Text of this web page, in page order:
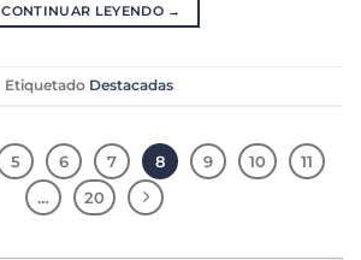
CONTINUAR LEYENDO →
Etiquetado Destacadas
5 6 7 8 9 10
11
…
20